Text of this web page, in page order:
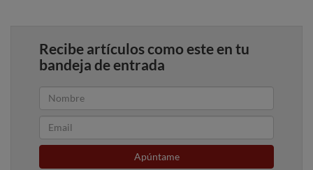
Recibe artículos como este en tu
bandeja de entrada
Apúntame